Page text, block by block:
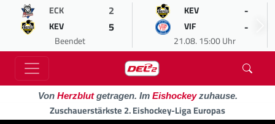
ECK 2
KEV 5
Beendet
KEV -
VIF -
21.08. 15:00 Uhr
Von Herzblutgetragen. Im Eishockeyzuhause.
Zuschauerstärkste 2. Eishockey-Liga Europas